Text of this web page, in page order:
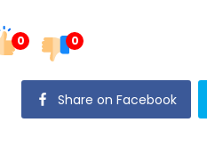
0 0
Share on Facebook